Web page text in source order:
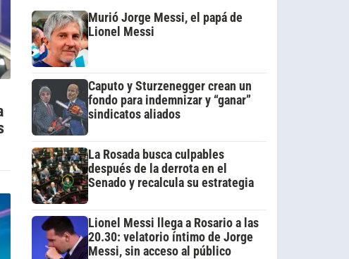
Murió Jorge Messi, el papá de
Lionel Messi
Caputo y Sturzenegger crean un
fondo para indemnizar y “ganar”
sindicatos aliados
La Rosada busca culpables
después de la derrota en el
Senado y recalcula su estrategia
Lionel Messi llega a Rosario a las
20.30: velatorio íntimo de Jorge
Messi, sin acceso al público